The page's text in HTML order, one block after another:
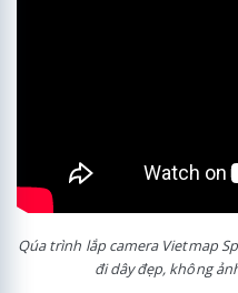
Qúa trình lắp camera Vietmap
đi dây đẹp, không